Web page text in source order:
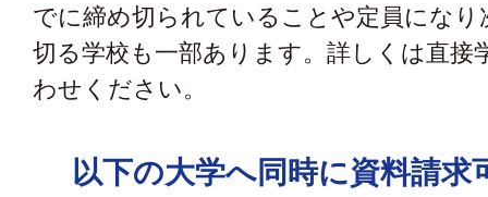
でに締め切られていることや定員になり
切る学校も一部あります。詳しくは直接
わせください。
以下の大学へ同時に資料請求